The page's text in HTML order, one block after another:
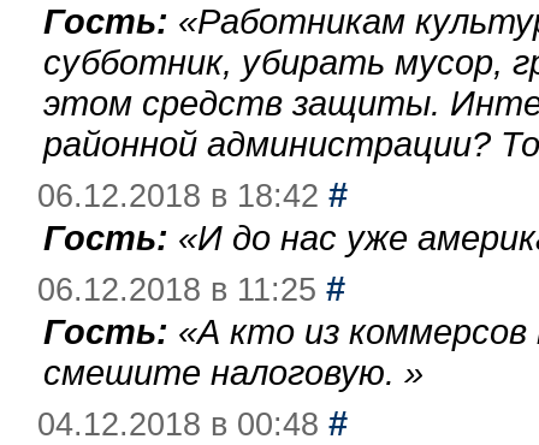
Гость: «Работникам
субботник, убирать мусор,
этом средств защиты.
районной администрации?
06.12.2018 в 18:42 #
Гость: «И до нас уже
06.12.2018 в 11:25 #
Гость: «А кто из
смешите налоговую. »
04.12.2018 в 00:48 #